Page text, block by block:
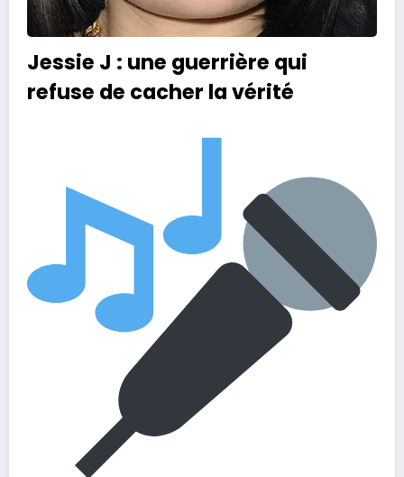
Jessie J : une guerrière qui
refuse de cacher la vérité